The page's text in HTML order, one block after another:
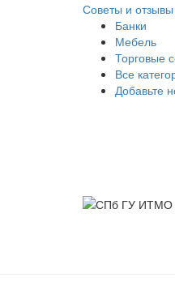
Советы и отзывы
Банки
Мебель
Торговые
Все
Добавьте